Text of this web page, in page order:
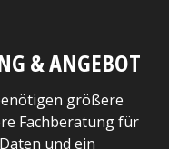
& ANGEBOT
größere
Fachberatung für
und ein